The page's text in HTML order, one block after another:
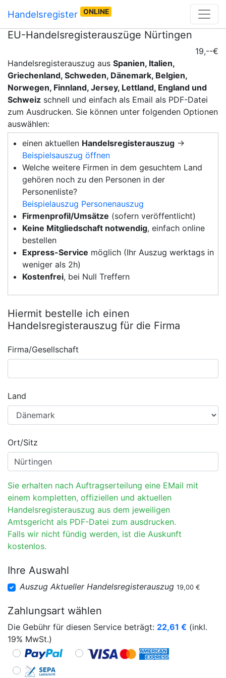
Handelsregister ONLINE
EU-Handelsregisterauszüge Nürtingen
19,--€
Handelsregisterauszug aus Spanien, Italien,
Griechenland, Schweden, Dänemark, Belgien,
Norwegen, Finnland, Jersey, Lettland, England und
Schweiz schnell und einfach als Email als PDF-Datei
zum Ausdrucken. Sie können unter folgenden Optionen
auswählen:
einen aktuellen Handelsregisterauszug →
Beispielsauszug öffnen
Welche weitere Firmen in dem gesuchtem Land
gehören noch zu den Personen in der
Personenliste?
Beispielauszug Personenauszug
Firmenprofil/Umsätze (sofern veröffentlicht)
Keine Mitgliedschaft notwendig, einfach online
bestellen
Express-Service möglich (Ihr Auszug werktags in
weniger als 2h)
Kostenfrei, bei Null Treffern
Hiermit bestelle ich einen
Handelsregisterauszug für die Firma
Firma/Gesellschaft
Land
Ort/Sitz
Sie erhalten nach Auftragserteilung eine EMail mit
einem kompletten, offiziellen und aktuellen
Handelsregisterauszug aus dem jeweiligen
Amtsgericht als PDF-Datei zum ausdrucken.
Falls wir nicht fündig werden, ist die Auskunft
kostenlos.
Ihre Auswahl
Auszug Aktueller Handelsregisterauszug 19,00 €
Zahlungsart wählen
Die Gebühr für diesen Service beträgt: 22,61 € (inkl.
19% MwSt.)